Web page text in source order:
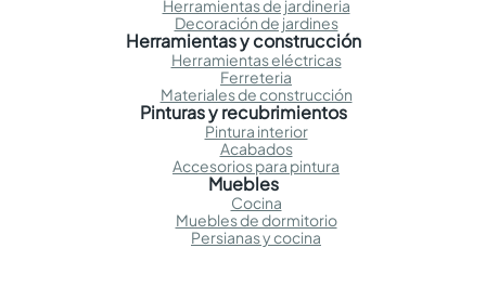
Herramientas de jardineria
Decoración de jardines
Herramientas y construcción
Herramientas eléctricas
Ferreteria
Materiales de construcción
Pinturas y recubrimientos
Pintura interior
Acabados
Accesorios para pintura
Muebles
Cocina
Muebles de dormitorio
Persianas y cocina